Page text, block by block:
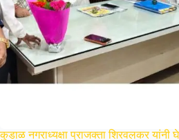
कुडाळ नगराध्यक्षा प्राजक्ता शिरवलकर यांनी